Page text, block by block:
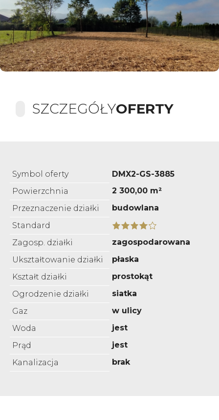
SZCZEGÓŁYOFERTY
Symbol oferty
DMX2-GS-3885
Powierzchnia
2 300,00 m²
Przeznaczenie działki
budowlana
Standard
Zagosp. działki
zagospodarowana
Ukształtowanie działki
płaska
Kształt działki
prostokąt
Ogrodzenie działki
siatka
Gaz
w ulicy
Woda
jest
Prąd
jest
Kanalizacja
brak